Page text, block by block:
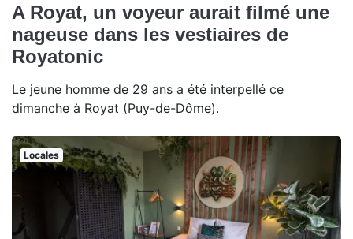
A Royat, un voyeur aurait filmé une
nageuse dans les vestiaires de
Royatonic
Le jeune homme de 29 ans a été interpellé ce
dimanche à Royat (Puy-de-Dôme).
Locales